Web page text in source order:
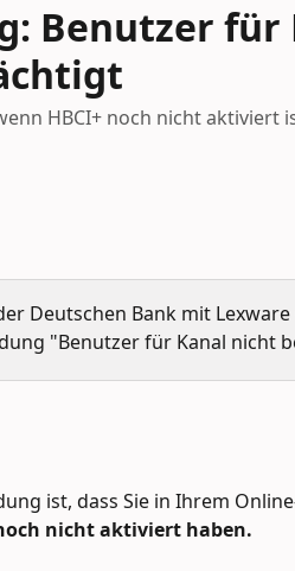
Benutzer für
HBCI+ noch nicht aktiviert
Deutschen Bank mit
"Benutzer für Kanal nicht
ist, dass Sie in Ihrem
nicht aktiviert haben.